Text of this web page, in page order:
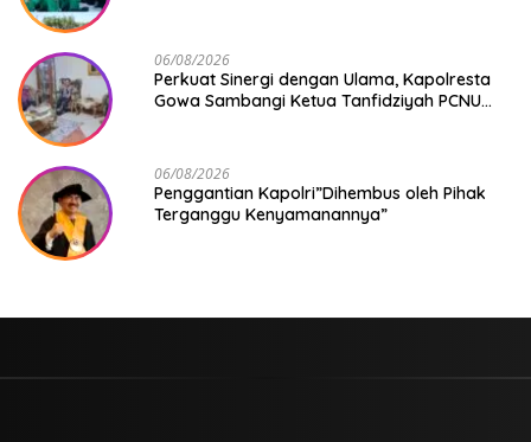
06/08/2026
Perkuat Sinergi dengan Ulama, Kapolresta
Gowa Sambangi Ketua Tanfidziyah PCNU
06/08/2026
Penggantian Kapolri”Dihembus oleh Pihak
Terganggu Kenyamanannya”